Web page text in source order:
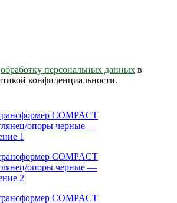
обработку персональных данных в
конфиденциальности.